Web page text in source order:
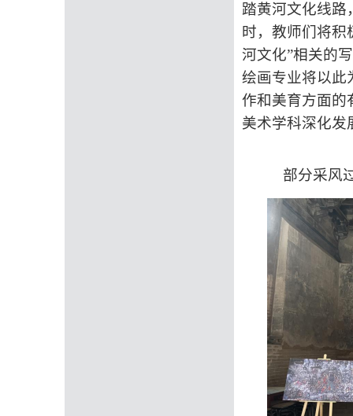
踏黄河文化线路
时，教师们将积
河文化”相关的
绘画专业将以此
作和美育方面的
美术学科深化发
部分采风